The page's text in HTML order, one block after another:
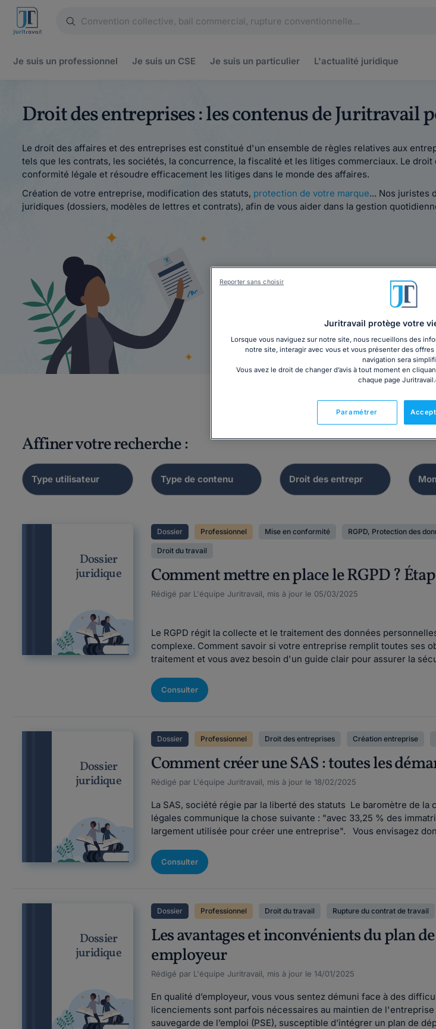
Je suis un professionnel Je suis un CSE Je suis un particulier L'actualité juridique
Droit des entreprises : les contenus de Juritravail
Le droit des affaires et des entreprises est constitué d'un ensemble de règles relatives aux
tels que les contrats, les sociétés, la concurrence, la fiscalité et les litiges commerciaux. Le
conformité légale et résoudre efficacement les litiges dans le monde des affaires.
Création de votre entreprise, modification des statuts, protection de votre marque... Nos juristes
juridiques (dossiers, modèles de lettres et contrats), afin de vous aider dans la gestion
Facturation électronique :
réforme 2026 et mise en
conformité
Affiner votre recherche :
Dossier
juridique
Dossier Professionnel Mise en conformité RGPD, Protection des
Droit du travail
Comment mettre en place le RGPD ?
Rédigé par L'équipe Juritravail, mis à jour le 05/03/2025
Le RGPD régit la collecte et le traitement des données
complexe. Comment savoir si votre entreprise remplit toutes ses
traitement et vous avez besoin d'un guide clair pour assurer la
Consulter
Dossier
juridique
Dossier Professionnel Droit des entreprises Création entreprise
Comment créer une SAS : toutes les
Rédigé par L'équipe Juritravail, mis à jour le 18/02/2025
La SAS, société régie par la liberté des statuts Le baromètre de
légales communique la chose suivante : "avec 33,25 % des
largement utilisée pour créer une entreprise". Vous envisagez
Consulter
Dossier
juridique
Dossier Professionnel Droit du travail Rupture du contrat de travail
Les avantages et inconvénients du plan
employeur
Rédigé par L'équipe Juritravail, mis à jour le 14/01/2025
En qualité d’employeur, vous vous sentez démuni face à des
licenciements sont parfois nécessaires au maintien de
sauvegarde de l’emploi (PSE), susceptible d’intégrer un plan de
Juritravail protège votre
Lorsque vous naviguez sur notre site, nous recueillons des
notre site, interagir avec vous et vous présenter des
navigation sera
Vous avez le droit de changer d’avis à tout moment en
chaque page
Paramétrer
Reporter sans choisir